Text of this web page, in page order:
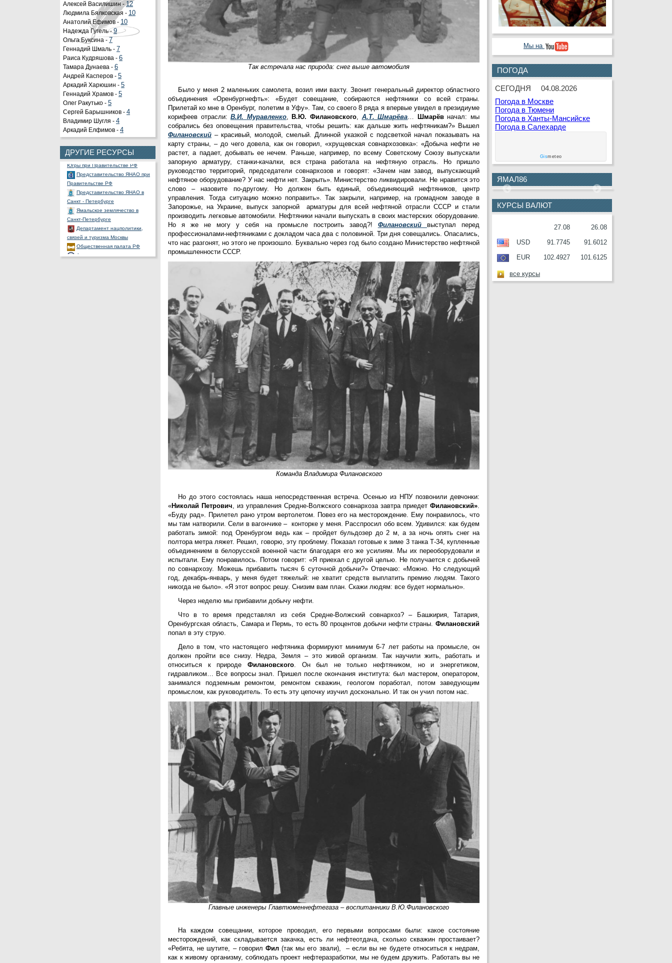
Алексей Василишин -12
Людмила Бялковская - 10
Анатолий Ефимов - 10
Надежда Гугель -9
Ольга Буксина - 7
Геннадий Шмаль - 7
Раиса Кудряшова - 6
Тамара Дунаева - 6
Андрей Касперов - 5
Аркадий Харюшин - 5
Геннадий Храмов - 5
Олег Ракутько - 5
Сергей Барышников - 4
Владимир Шугля - 4
Аркадий Елфимов - 4
ДРУГИЕ РЕСУРСЫ
Органы государственной
власти РФ
Портал государственных и
муниципальных услуг
Официальный портал
правовой информации
Югры при Правительстве РФ
Представительство ЯНАО при
Правительстве РФ
Представительство ЯНАО в
Санкт - Петербурге
Ямальское землячество в
Санкт-Петербурге
Департамент нацполитики,
связей и туризма Москвы
Общественная палата РФ
Ассоциация полярников
СНП России
РОССНГС
6 АВГУСТА С.Н.Кабаев
6 АВГУСТА А.Ю.Назарова
8 АВГУСТА К.В.Белкин
9 АВГУСТА Г.Г.Кашлева
10
АВГУСТА
В.Ф.Гаращенко
10
АВГУСТА
11
АВГУСТА
Е.О.Дремов
АВГУСТА
АВГУСТА
12
В.И.Ульянов
13
АВГУСТА
А.П.Анисимов
14
АВГУСТА
Мы на
ПОГОДА
СЕГОДНЯ
04.08.2026
Погода в Москве
Погода в Тюмени
Погода в Ханты-Мансийске
Погода в Салехарде
Gismeteo
ЯМАЛ86
КУРСЫ ВАЛЮТ
27.08 26.08
USD 91.7745 91.6012
EUR 102.4927 101.6125
все курсы
Так встречала нас природа: снег выше автомобиля
Было у меня 2 маленьких самолета, возил ими вахту. Звонит генеральный директор областного
объединения «Оренбургнефть»: «Будет совещание, собираются нефтяники со всей страны.
Прилетай ко мне в Оренбург, полетим в Уфу». Там, со своего 8 ряда я впервые увидел в президиуме
корифеев отрасли:В.И. Муравленко, В.Ю. Филановского, А.Т. Шмарёва… Шмарёвначал: мы
собрались без оповещения правительства, чтобы решить: как дальше жить нефтяникам?» Вышел
Филановский – красивый, молодой, смелый. Длинной указкой с подсветкой начал показывать на
карту страны, – до чего довела, как он говорил, «хрущевская совнархозовка»: «Добыча нефти не
растет, а падает, добывать ее нечем. Раньше, например, по всему Советскому Союзу выпускали
запорную арматуру, станки-качалки, вся страна работала на нефтяную отрасль. Но пришло
руководство территорий, председатели совнархозов и говорят: «Зачем нам завод, выпускающий
нефтяное оборудование? У нас нефти нет. Закрыть». Министерство ликвидировали. Не нравится это
слово – назовите по-другому. Но должен быть единый, объединяющий нефтяников, центр
управления. Тогда ситуацию можно поправить». Так закрыли, например, на громадном заводе в
Запорожье, на Украине, выпуск запорной арматуры для всей нефтяной отрасли СССР и стали
производить легковые автомобили. Нефтяники начали выпускать в своих мастерских оборудование.
Но я же не могу у себя на промысле построить завод?! Филановский
выступал перед
профессионалами-нефтяниками с докладом часа два с половиной. Три дня совещались. Опасались,
что нас разгонят, но этого не произошло. Буквально через год было создано Министерство нефтяной
промышленности СССР.
Команда Владимира Филановского
Но до этого состоялась наша непосредственная встреча. Осенью из НПУ позвонили девчонки:
«Николай Петрович, из управления Средне-Волжского совнархоза завтра приедет Филановский».
«Буду рад». Прилетел рано утром вертолетом. Повез его на месторождение. Ему понравилось, что
мы там натворили. Сели в вагончике – конторке у меня. Расспросил обо всем. Удивился: как будем
работать зимой: под Оренбургом ведь как – пройдет бульдозер до 2 м, а за ночь опять снег на
полтора метра ляжет. Решил, говорю, эту проблему. Показал готовые к зиме 3 танка Т-34, купленные
объединением в белорусской военной части благодаря его же усилиям. Мы их переоборудовали и
испытали. Ему понравилось. Потом говорит: «Я приехал с другой целью. Не получается с добычей
по совнархозу. Можешь прибавить тысяч 6 суточной добычи?» Отвечаю: «Можно. Но следующий
год, декабрь-январь, у меня будет тяжелый: не хватит средств выплатить премию людям. Такого
никогда не было». «Я этот вопрос решу. Снизим вам план. Скажи людям: все будет нормально».
Через неделю мы прибавили добычу нефти.
Что в то время представлял из себя Средне-Волжский совнархоз? – Башкирия, Татария,
Оренбургская область, Самара и Пермь, то есть 80 процентов добычи нефти страны. Филановский
попал в эту струю.
Дело в том, что настоящего нефтяника формируют минимум 6-7 лет работы на промысле, он
должен пройти все снизу. Недра, Земля – это живой организм. Так научили жить, работать и
относиться к природе Филановского. Он был не только нефтяником, но и энергетиком,
гидравликом… Все вопросы знал. Пришел после окончания института: был мастером, оператором,
занимался подземным ремонтом, ремонтом скважин, геологом поработал, потом заведующим
промыслом, как руководитель. То есть эту цепочку изучил досконально. И так он учил потом нас.
Главные инженеры Главтюменнефтегаза – воспитанники В.Ю.Филановского
На каждом совещании, которое проводил, его первыми вопросами были: какое состояние
месторождений, как складывается закачка, есть ли нефтеотдача, сколько скважин простаивает?
«Ребята, не шутите, – говорил Фил(так мы его звали), – если вы не будете относиться к недрам,
как к живому организму, соблюдать проект нефтеразработки, мы не будем дружить. Работать вы не